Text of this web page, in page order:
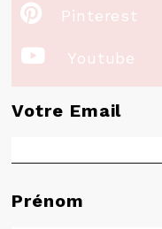
 Pinterest
 Youtube
Votre Email
Prénom